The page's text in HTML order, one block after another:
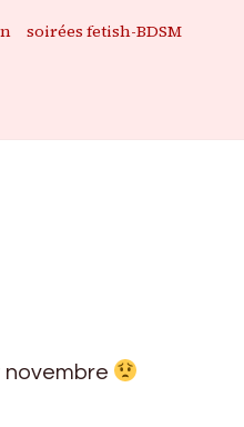
soirées fetish-BDSM
novembre